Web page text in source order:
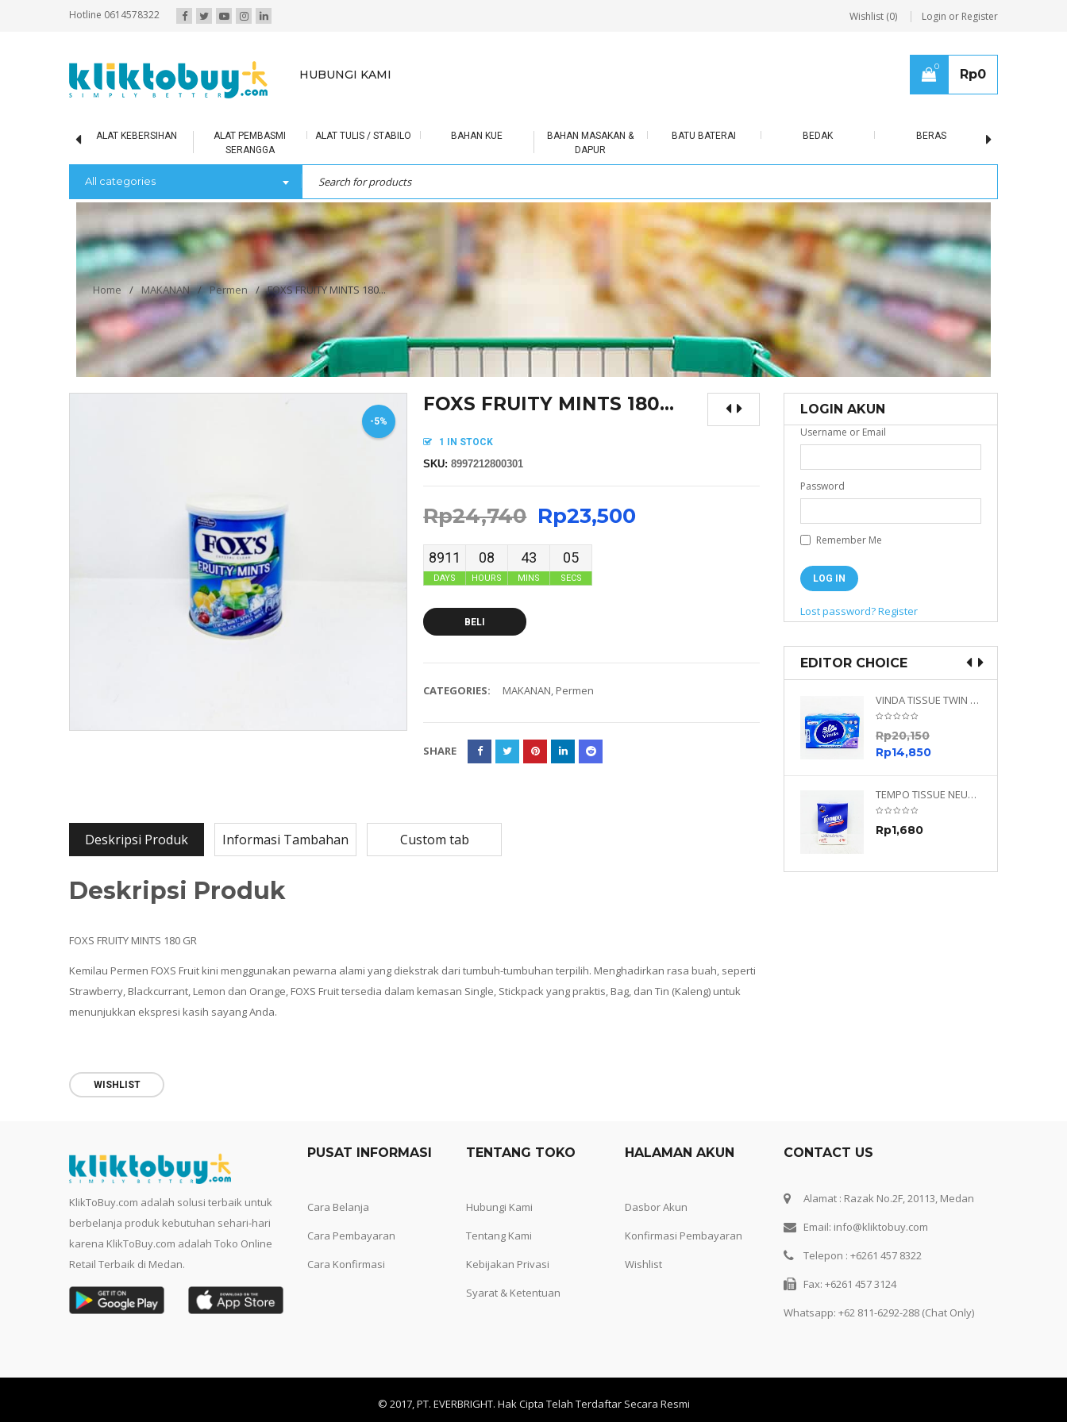
Hotline 0614578322 Wishlist (0) Login or Register
HUBUNGI KAMI
0
Rp0
ALAT KEBERSIHAN
ALAT PEMBASMI
SERANGGA
ALAT TULIS / STABILO BAHAN KUE
BAHAN MASAKAN &
DAPUR
BATU BATERAI BEDAK BERAS
All categories
Home / MAKANAN / Permen / FOXS FRUITY MINTS 180...
-5%
FOXS FRUITY MINTS 180...
1 IN STOCK
SKU:8997212800301
Rp24,740 Rp23,500
8911
DAYS
08
HOURS
43
MINS
05
SECS
BELI
CATEGORIES: MAKANAN, Permen
SHARE
Deskripsi Produk Informasi Tambahan Custom tab
Deskripsi Produk
FOXS FRUITY MINTS 180 GR
Kemilau Permen FOXS Fruit kini menggunakan pewarna alami yang diekstrak dari tumbuh-tumbuhan terpilih. Menghadirkan rasa buah, seperti
Strawberry, Blackcurrant, Lemon dan Orange, FOXS Fruit tersedia dalam kemasan Single, Stickpack yang praktis, Bag, dan Tin (Kaleng) untuk
menunjukkan ekspresi kasih sayang Anda.
WISHLIST
LOGIN AKUN
Username or Email
Password
Remember Me
Lost password?Register
EDITOR CHOICE
Rp
87,024
VINDA TISSUE TWIN PACK 2 X 330 S
Rp20,150
Rp14,850
TEMPO TISSUE NEUTRAL PETIT 4PLY
Rp1,680
KlikToBuy.com adalah solusi terbaik untuk
berbelanja produk kebutuhan sehari-hari
karena KlikToBuy.com adalah Toko Online
Retail Terbaik di Medan.
PUSAT INFORMASI
Cara Belanja
Cara Pembayaran
Cara Konfirmasi
TENTANG TOKO
Hubungi Kami
Tentang Kami
Kebijakan Privasi
Syarat & Ketentuan
HALAMAN AKUN
Dasbor Akun
Konfirmasi Pembayaran
Wishlist
CONTACT US
Alamat : Razak No.2F, 20113, Medan
Email: info@kliktobuy.com
Telepon : +6261 457 8322
Fax: +6261 457 3124
Whatsapp: +62 811-6292-288 (Chat Only)
© 2017, PT. EVERBRIGHT. Hak Cipta Telah Terdaftar Secara Resmi